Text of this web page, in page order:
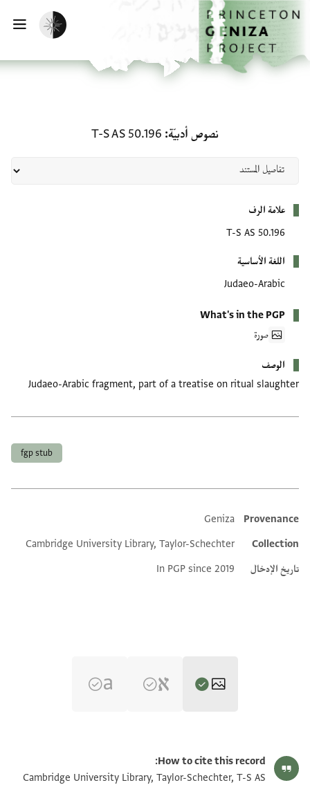
إلى المحتوى الرئيسي
الرئيسية
تفعيل الوضع المظلم
نصوص أدبيّة T-S AS 50.196
علامة الرف
T-S AS 50.196
اللغة الأساسية
Judaeo-Arabic
What's in the PGP
صورة
الوصف
Judaeo-Arabic fragment, part of a treatise on ritual slaughter
fgp stub
Additional metadata
Provenance
Geniza
Collection
Cambridge University Library, Taylor-Schechter
تاريخ الإدخال
In PGP since 2019
T-S AS 50.196 1v تكبير و تدوير
How to cite this record:
Cambridge University Library, Taylor-Schechter, T-S AS